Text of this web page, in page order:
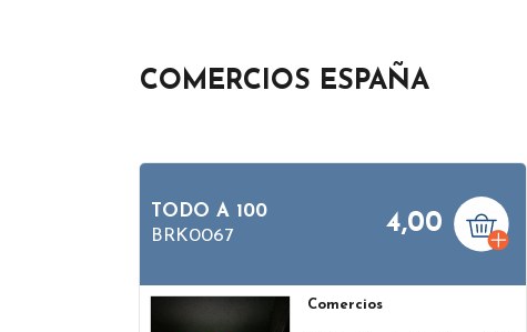
COMERCIOS ESPAÑA
TODO A 100
BRK0067
4,00
Comercios